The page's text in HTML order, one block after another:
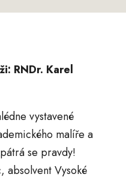
RNDr. Karel
vystavené
malíře a
se pravdy!
Vysoké